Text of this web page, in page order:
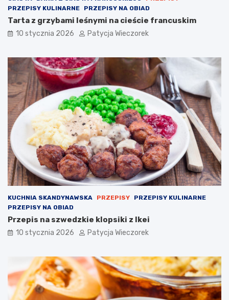
PRZEPISY KULINARNE
PRZEPISY NA OBIAD
Tarta z grzybami leśnymi na cieście francuskim
10 stycznia 2026 Patycja Wieczorek
KUCHNIA SKANDYNAWSKA PRZEPISY
PRZEPISY KULINARNE
PRZEPISY NA OBIAD
Przepis na szwedzkie klopsiki z Ikei
10 stycznia 2026 Patycja Wieczorek